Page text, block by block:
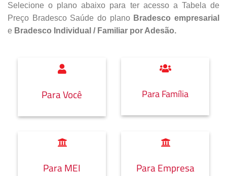
Selecione o plano abaixo para ter acesso a Tabela de
Preço Bradesco Saúde do plano Bradesco empresarial
e Bradesco Individual / Familiar por Adesão.
Para Você Para Família
Para MEI Para Empresa